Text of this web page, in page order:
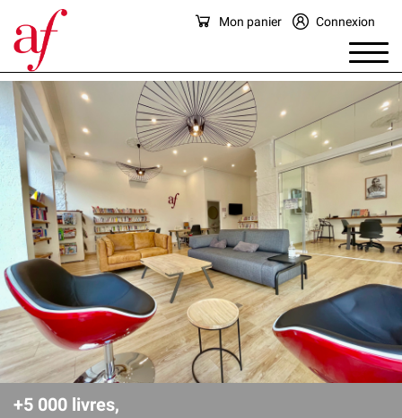
Mon panier Connexion
+5 000 livres,